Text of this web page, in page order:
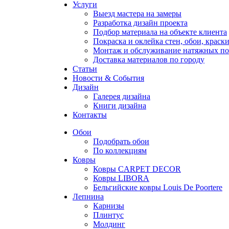
Услуги
Выезд мастера на замеры
Разработка дизайн проекта
Подбор материала на объекте клиента
Покраска и оклейка стен, обои, краски
Монтаж и обслуживание натяжных
Доставка материалов по городу
Статьи
Новости & События
Дизайн
Галерея дизайна
Книги дизайна
Контакты
Обои
Подобрать обои
По коллекциям
Ковры
Ковры CARPET DECOR
Ковры LIBORA
Бельгийские ковры Louis De Poortere
Лепнина
Карнизы
Плинтус
Молдинг